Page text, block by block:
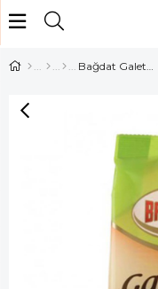
Bağdat Galeta Unu 250 Gr